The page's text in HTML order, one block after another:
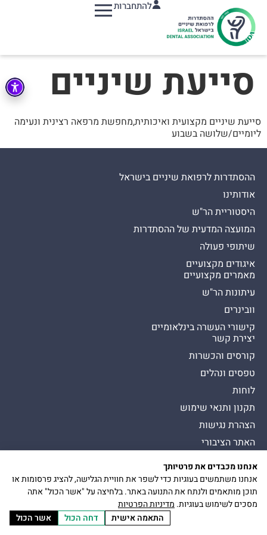
להתחברות
סייעת שיניים
סייעת שיניים מקצועית ואיכותית,מחפשת מרפאה רצינית ונעימה
ליומיים/שלושה בשבוע
ההסתדרות לרפואת שיניים בישראל
אודותינו
היסטוריית הר"ש
המועצה המדעית של ההסתדרות
שיתופי פעולה
איגודים מקצועיים
מאמרים מקצועיים
עיתונות הר"ש
וובינרים
קישורי העשרה בינלאומיים
יצירת קשר
קורסים והכשרות
טפסים ונהלים
לוחות
תקנון ותנאי שימוש
הצהרת נגישות
האתר הציבורי
דברו איתנו
הצטרפות
להר״ש
כל הזכויות שמורות להסתדרות לרפואת שיניים בישראל
כיכר דיזנגוף 9, תל אביב יפו
Presman תדמית
אנחנו מכבדים את פרטיותך
אנחנו משתמשים בעוגיות כדי לשפר את חוויית הגלישה, להציג פרסומות או
תוכן מותאמים ולנתח את התנועה באתר. בלחיצה על "אשר הכול" אתה
מסכים לשימוש בעוגיות. מדיניות הפרטיות
התאמה אישית
דחה הכול אשר הכול